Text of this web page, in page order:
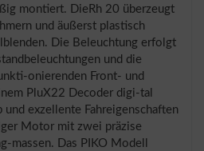
montiert. DieRh 20 überzeugt
und äußerst plastisch
Die Beleuchtung erfolgt
und die
onierenden Front- und
PluX22 Decoder digi-tal
und exzellente Fahreigenschaften
Motor mit zwei präzise
massen. Das PIKO Modell